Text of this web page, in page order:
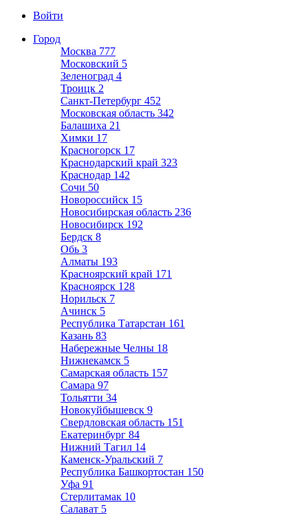
Войти
Город
Москва 777
Московский 5
Зеленоград 4
Троицк 2
Санкт-Петербург 452
Московская область 342
Балашиха 21
Химки 17
Красногорск 17
Краснодарский край 323
Краснодар 142
Сочи 50
Новороссийск 15
Новосибирская область 236
Новосибирск 192
Бердск 8
Обь 3
Алматы 193
Красноярский край 171
Красноярск 128
Норильск 7
Ачинск 5
Республика Татарстан 161
Казань 83
Набережные Челны 18
Нижнекамск 5
Самарская область 157
Самара 97
Тольятти 34
Новокуйбышевск 9
Свердловская область 151
Екатеринбург 84
Нижний Тагил 14
Каменск-Уральский 7
Республика Башкортостан 150
Уфа 91
Стерлитамак 10
Салават 5